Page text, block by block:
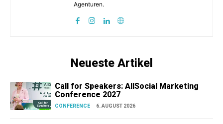
Agenturen.
Neueste Artikel
Call for Speakers: AllSocial Marketing
Conference 2027
CONFERENCE 6. AUGUST 2026